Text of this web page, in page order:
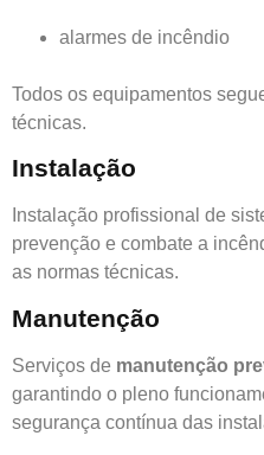
alarmes de incêndio
Todos os equipamentos
técnicas.
Instalação
Instalação profissional de
prevenção e combate a
as normas técnicas.
Manutenção
Serviços de manutenção
garantindo o pleno
segurança contínua das